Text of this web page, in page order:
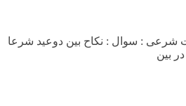
به سوالات شرعی : سوال : نکاح بین دوعید شرعا
بین